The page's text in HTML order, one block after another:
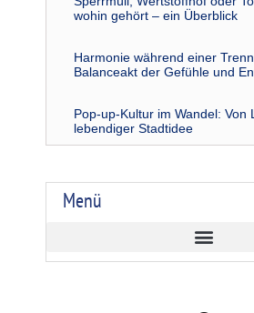
wohin gehört – ein Überblick
Harmonie während einer
Balanceakt der Gefühle und
Pop-up-Kultur im Wandel: Von
lebendiger Stadtidee
Menü